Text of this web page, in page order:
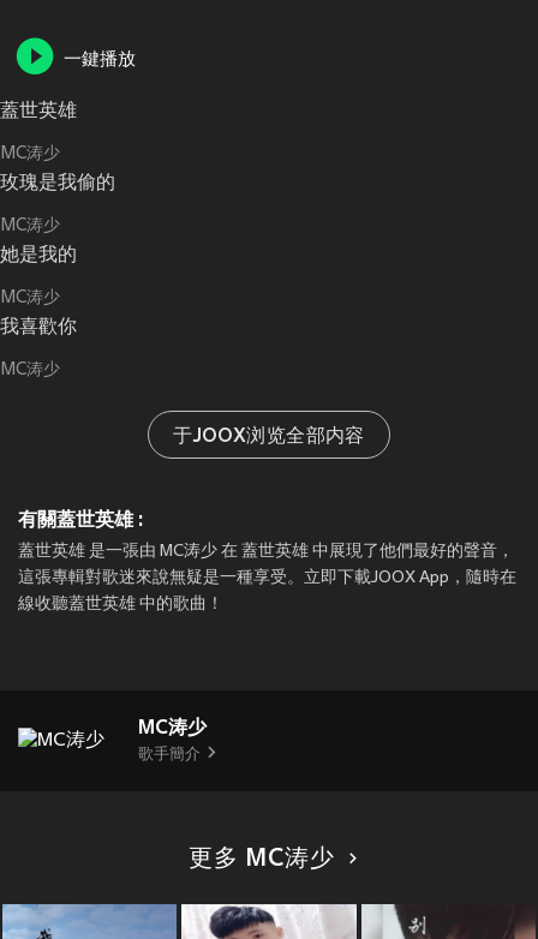
一鍵播放
蓋世英雄
MC涛少
玫瑰是我偷的
MC涛少
她是我的
MC涛少
我喜歡你
MC涛少
于JOOX浏览全部内容
有關蓋世英雄 :
蓋世英雄 是一張由 MC涛少 在 蓋世英雄 中展現了他們最好的聲音，
這張專輯對歌迷來說無疑是一種享受。立即下載JOOX App，隨時在
線收聽蓋世英雄 中的歌曲！
MC涛少
歌手簡介
更多 MC涛少